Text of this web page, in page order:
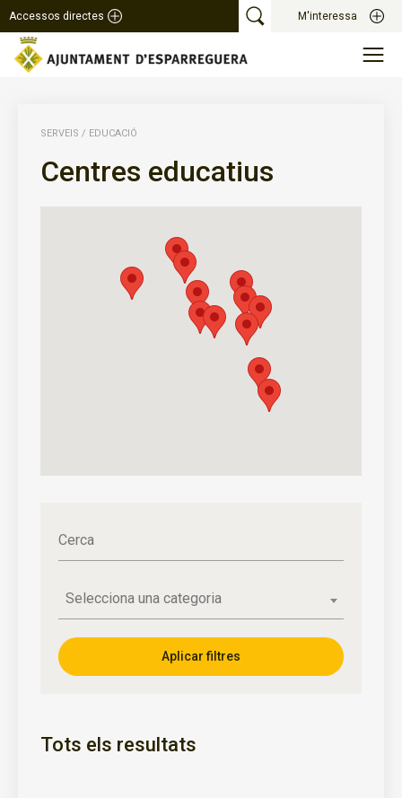
Accessos directes M'interessa
SERVEIS / EDUCACIÓ
Centres educatius
Cerca
Selecciona una categoria
Tots els resultats